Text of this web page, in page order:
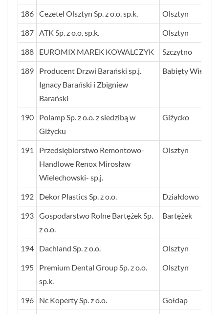
186 Cezetel Olsztyn Sp. z o.o. sp.k. Olsztyn
187 ATK Sp. z o.o. sp.k. Olsztyn
188 EUROMIX MAREK KOWALCZYK Szczytno
189
Producent Drzwi Barański sp.j.
Ignacy Barański i Zbigniew
Barański
Babięty Wielkie
190
Polamp Sp. z o.o. z siedzibą w
Giżycku
Giżycko
191
Przedsiębiorstwo Remontowo-
Handlowe Renox Mirosław
Wielechowski- sp.j.
Olsztyn
192 Dekor Plastics Sp. z o.o. Działdowo
193 Gospodarstwo Rolne Bartężek Sp.
z o.o.
Bartężek
194 Dachland Sp. z o.o. Olsztyn
195
Premium Dental Group Sp. z o.o.
sp.k.
Olsztyn
196 Nc Koperty Sp. z o.o. Gołdap